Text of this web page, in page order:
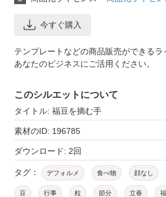
今すぐ購入
テンプレートなどの商品販売ができるラ
あなたのビジネスにご活用ください。
このシルエットについて
タイトル: 福豆を摘む手
素材のID: 196785
ダウンロード: 2回
タグ： デフォルメ 食べ物 顔なし
豆 行事 粒 節分 立春